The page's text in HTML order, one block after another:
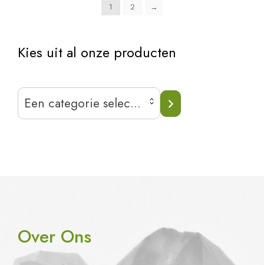
1 2 →
Kies uit al onze producten
Een
categorie
Een categorie selecteren
Over Ons